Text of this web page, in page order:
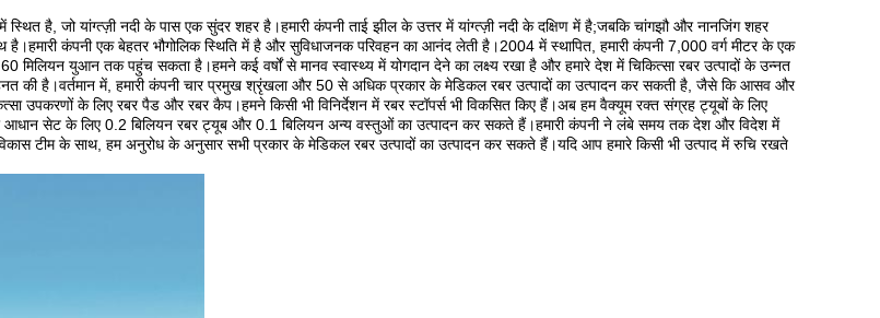
है, जो यांग्त्ज़ी नदी के पास एक सुंदर शहर है।हमारी कंपनी ताई झील के उत्तर में यांग्त्ज़ी नदी के दक्षिण में है;जबकि चांगझौ और नानजिंग शहर
कंपनी एक बेहतर भौगोलिक स्थिति में है और सुविधाजनक परिवहन का आनंद लेती है।2004 में स्थापित, हमारी कंपनी 7,000 वर्ग मीटर के एक
युआन तक पहुंच सकता है।हमने कई वर्षों से मानव स्वास्थ्य में योगदान देने का लक्ष्य रखा है और हमारे देश में चिकित्सा रबर उत्पादों के उन्नत
की है।वर्तमान में, हमारी कंपनी चार प्रमुख श्रृंखला और 50 से अधिक प्रकार के मेडिकल रबर उत्पादों का उत्पादन कर सकती है, जैसे कि आसव और
उपकरणों के लिए रबर पैड और रबर कैप।हमने किसी भी विनिर्देशन में रबर स्टॉपर्स भी विकसित किए हैं।अब हम वैक्यूम रक्त संग्रह ट्यूबों के लिए
आधान सेट के लिए 0.2 बिलियन रबर ट्यूब और 0.1 बिलियन अन्य वस्तुओं का उत्पादन कर सकते हैं।हमारी कंपनी ने लंबे समय तक देश और विदेश में
टीम के साथ, हम अनुरोध के अनुसार सभी प्रकार के मेडिकल रबर उत्पादों का उत्पादन कर सकते हैं।यदि आप हमारे किसी भी उत्पाद में रुचि रखते